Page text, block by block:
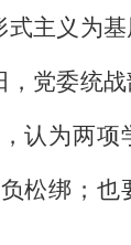
主义为
党委统
认为两项
松绑；也